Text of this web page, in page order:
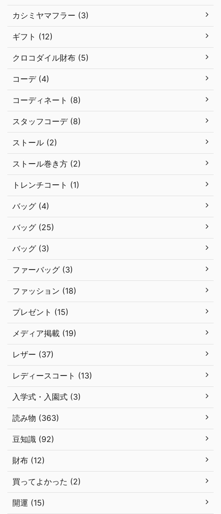
カシミヤマフラー (3)
ギフト (12)
クロコダイル財布 (5)
コーデ (4)
コーディネート (8)
スタッフコーデ (8)
ストール (2)
ストール巻き方 (2)
トレンチコート (1)
バッグ (4)
バッグ (25)
バッグ (3)
ファーバッグ (3)
ファッション (18)
プレゼント (15)
メディア掲載 (19)
レザー (37)
レディースコート (13)
入学式・入園式 (3)
読み物 (363)
豆知識 (92)
財布 (12)
買ってよかった (2)
開運 (15)